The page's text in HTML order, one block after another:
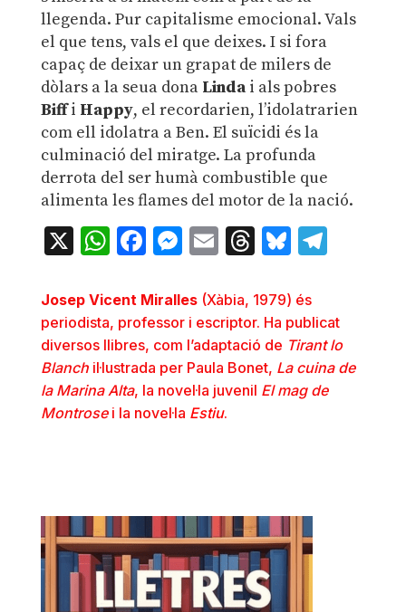
llegenda. Pur capitalisme emocional. Vals
el que tens, vals el que deixes. I si fora
capaç de deixar un grapat de milers de
dòlars a la seua dona Lindai als pobres
Biffi Happy, el recordarien, l’idolatrarien
com ell idolatra a Ben. El suïcidi és la
culminació del miratge. La profunda
derrota del ser humà combustible que
alimenta les flames del motor de la nació.
X WhatsApp
Facebook
Messenger
EmailThreads
Bluesky
Josep Vicent Miralles(Xàbia, 1979) és
periodista, professor i escriptor. Ha publicat
diversos llibres, com l’adaptació de Tirant lo
Blanchil·lustrada per Paula Bonet, La cuina de
la Marina Alta, la novel·la juvenil El mag de
Montrosei la novel·la Estiu.